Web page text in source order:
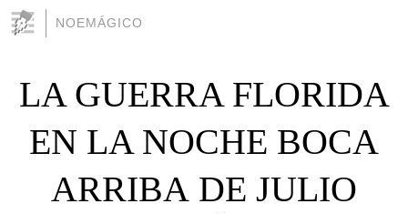
NOEMÁGICO
LA GUERRA FLORIDA
EN LA NOCHE BOCA
ARRIBA DE JULIO